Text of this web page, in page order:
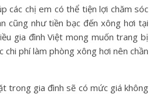
các chị em có thể tiện lợi chăm sóc
cũng như tiền bạc đến xông hơi tại
gia đình Việt mong muốn trang bị
phí làm phòng xông hơi nên chần
trong gia đình sẽ có mức giá không